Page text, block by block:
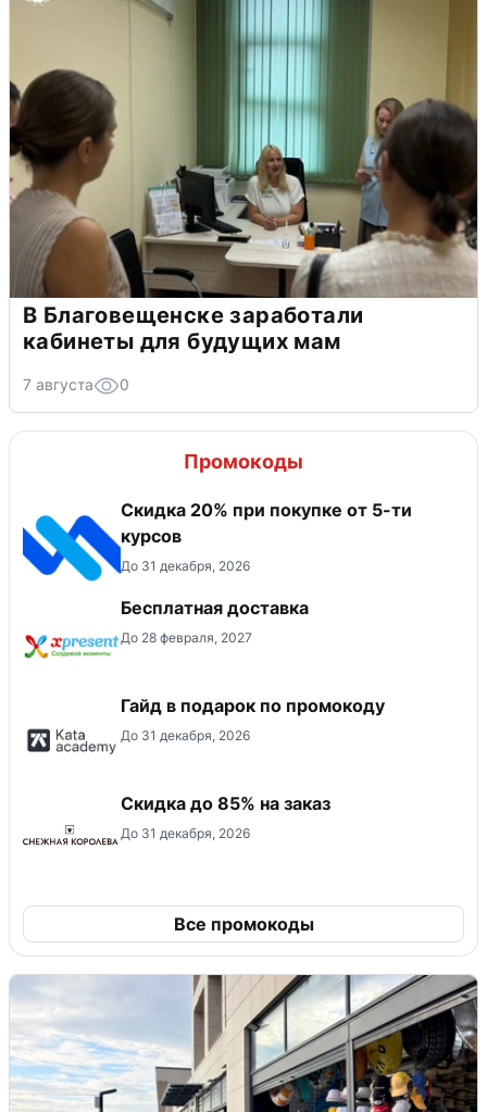
В Благовещенске заработали
кабинеты для будущих мам
7 августа 0
Промокоды
Скидка 20% при покупке от 5-ти
курсов
До 31 декабря, 2026
Бесплатная доставка
До 28 февраля, 2027
Гайд в подарок по промокоду
До 31 декабря, 2026
Скидка до 85% на заказ
До 31 декабря, 2026
Все промокоды